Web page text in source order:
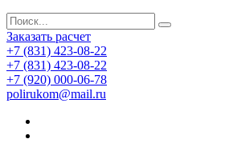
Заказать расчет
+7 (831) 423-08-22
+7 (831) 423-08-22
+7 (920) 000-06-78
polirukom@mail.ru